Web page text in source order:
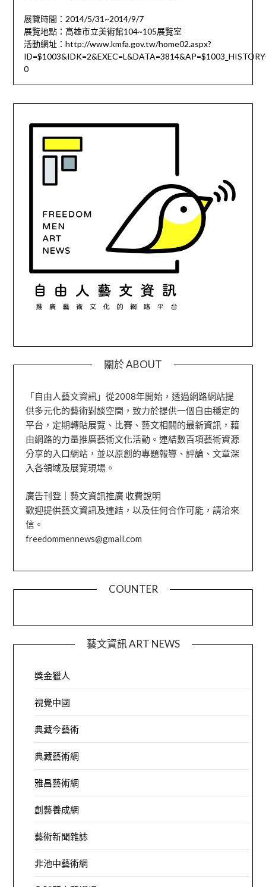
展覽時間：2014/5/31~2014/9/7
展覽地點：高雄市立美術館104~105展覽室
活動網址：http://www.kmfa.gov.tw/home02.aspx?
0
關於 ABOUT
「自由人藝文資訊」從2008年開始，透過網路網站提
供多元化的藝術對談空間，致力於提供一個自由穩定的
平台，定期轉貼展覽、比賽、藝文相關的最新資訊，藉
由網路的力量推廣藝術文化活動。連結數百項藝術資源
分享的入口網站，並以原創的專題報導、評論、文章深
入各領域及展覽現場。
廣告刊登｜藝文資訊推廣 收費說明
歡迎提供藝文資訊及連結，以及任何合作可能，請洽來
信。
freedommennews@gmail.com
COUNTER
藝文資訊 ART NEWS
獎金獵人
視覺中國
典藏今藝術
典藏藝術網
雅昌藝術網
創藝養成網
藝術新聞雜誌
非池中藝術網